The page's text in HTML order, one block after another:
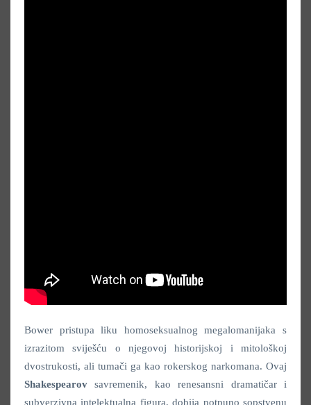
Bower pristupa liku homoseksualnog megalomanijaka s
izrazitom sviješću o njegovoj historijskoj i mitološkoj
dvostrukosti, ali tumači ga kao rokerskog narkomana. Ovaj
Shakespearov savremenik, kao renesansni dramatičar i
subverzivna intelektualna figura, dobija potpuno sopstvenu